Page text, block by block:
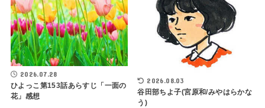
2026.07.28
ひよっこ第153話あらすじ「一面の
花」感想
2026.08.03
谷田部ちよ子(宮原和/みやはらかな
う)